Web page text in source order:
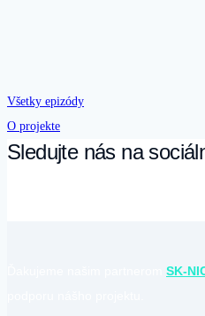
Všetky epizódy
O projekte
Sledujte nás na
SK-